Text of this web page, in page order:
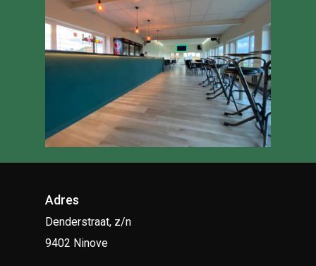
Adres
Denderstraat, z/n
9402 Ninove